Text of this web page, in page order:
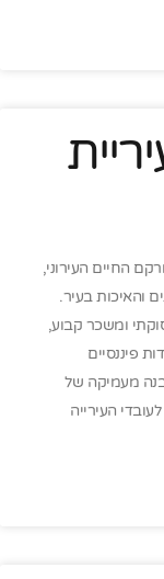
החיים העירוני,
והאיכות בעיר.
ומשכר קבוע,
פיננסיים
מעמיקה של
העירייה